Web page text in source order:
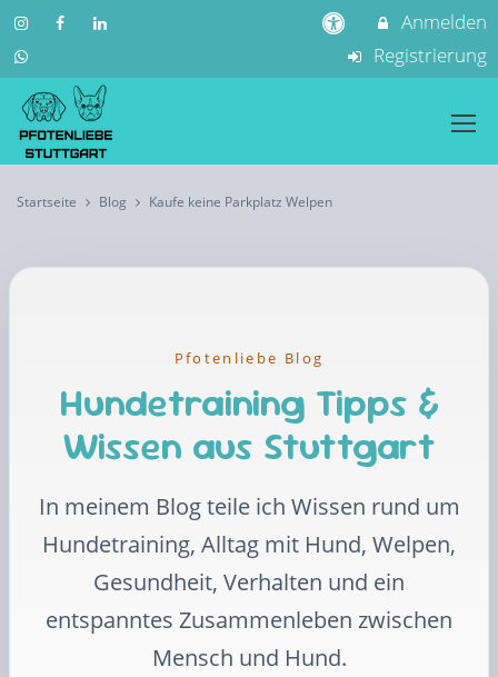
Anmelden
Registrierung
Startseite Blog Kaufe keine Parkplatz Welpen
Pfotenliebe Blog
Hundetraining Tipps &
Wissen aus Stuttgart
In meinem Blog teile ich Wissen rund um
Hundetraining, Alltag mit Hund, Welpen,
Gesundheit, Verhalten und ein
entspanntes Zusammenleben zwischen
Mensch und Hund.